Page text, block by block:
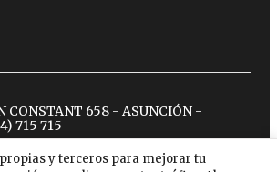
y terceros para mejorar tu
CONSTANT 658 - ASUNCIÓN -
715 715